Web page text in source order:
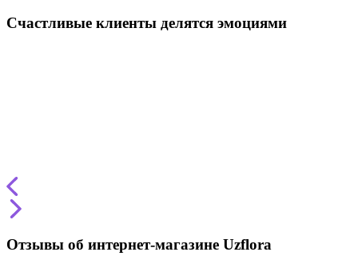
Счастливые клиенты делятся эмоциями
Отзывы об интернет-магазине Uzflora